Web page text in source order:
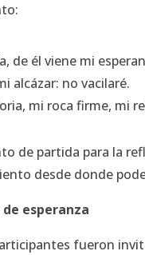
de él viene mi
alcázar: no vacilaré.
mi roca firme, mi
de partida para la
desde donde
esperanza
fueron